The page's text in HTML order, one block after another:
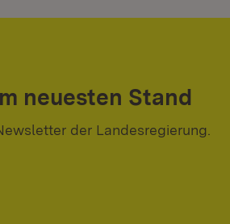
neuesten Stand
der Landesregierung.